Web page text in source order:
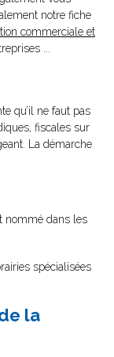
notre fiche
commerciale et
.
qu’il ne faut pas
fiscales sur
La démarche
nommé dans les
spécialisées
la